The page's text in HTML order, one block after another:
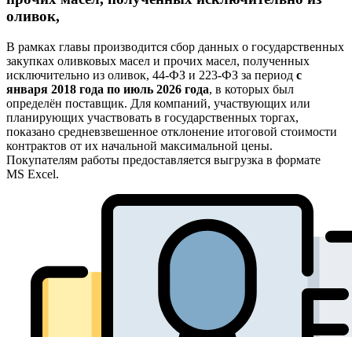
оливок,
В рамках главы производится сбор данных о государственных
закупках оливковых масел и прочих масел, полученных
исключительно из оливок, 44-ФЗ и 223-ФЗ за период с
января 2018 года по июль 2026 года, в которых был
определён поставщик. Для компаний, участвующих или
планирующих участвовать в государственных торгах,
показано средневзвешенное отклонение итоговой стоимости
контрактов от их начальной максимальной цены.
Покупателям работы предоставляется выгрузка в формате
MS Excel.